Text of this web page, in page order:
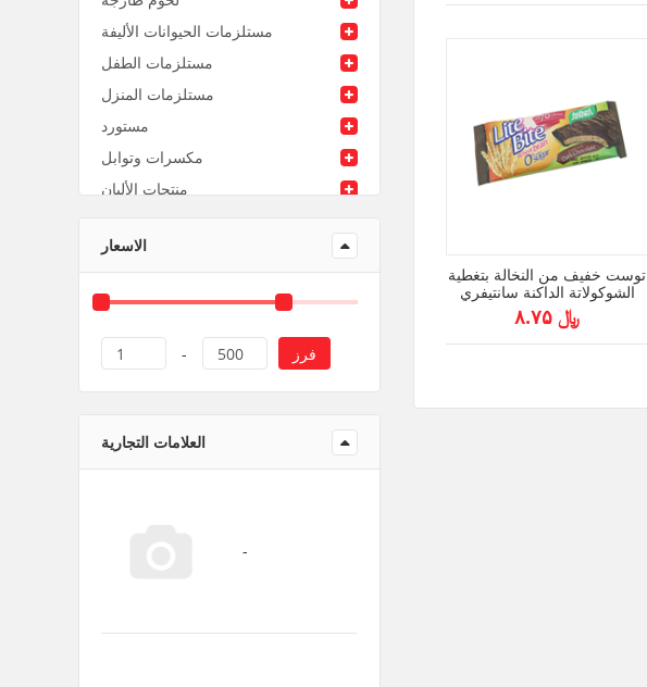
مستلزمات الحيوانات الأليفة
مستلزمات الطفل
مستلزمات المنزل
مستورد
مكسرات وتوابل
منتجات الألبان
الاسعار
1 - 500 فرز
العلامات التجارية
توست خفيف من النخالة بتغطية
الشوكولاتة الداكنة سانتيفري
17جم﷼ ۸.۷۵